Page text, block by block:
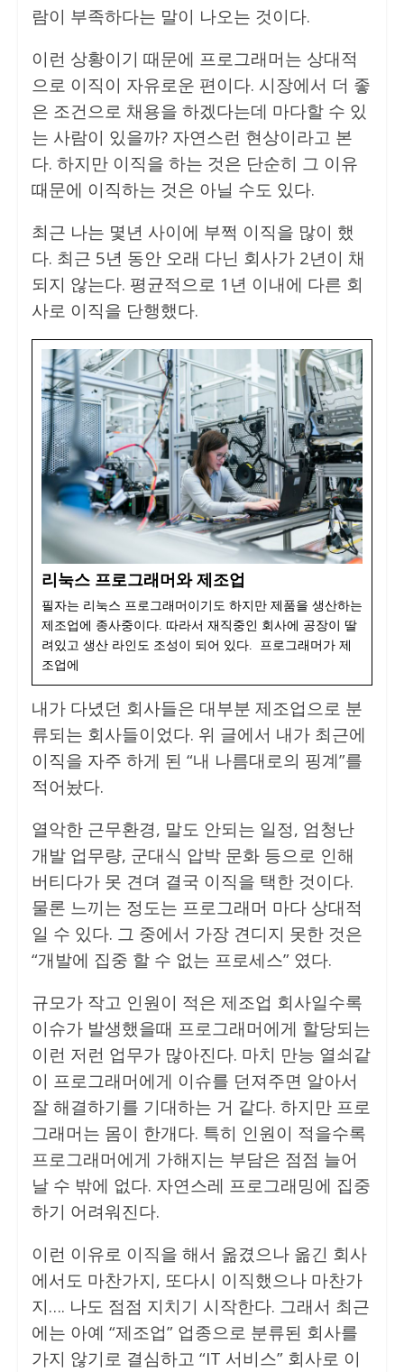
람이 부족하다는 말이 나오는 것이다.
이런 상황이기 때문에 프로그래머는 상대적
으로 이직이 자유로운 편이다. 시장에서 더 좋
은 조건으로 채용을 하겠다는데 마다할 수 있
는 사람이 있을까? 자연스런 현상이라고 본
다. 하지만 이직을 하는 것은 단순히 그 이유
때문에 이직하는 것은 아닐 수도 있다.
최근 나는 몇년 사이에 부쩍 이직을 많이 했
다. 최근 5년 동안 오래 다닌 회사가 2년이 채
되지 않는다. 평균적으로 1년 이내에 다른 회
사로 이직을 단행했다.
리눅스 프로그래머와 제조업
필자는 리눅스 프로그래머이기도 하지만 제품을 생산하는
제조업에 종사중이다. 따라서 재직중인 회사에 공장이 딸
려있고 생산 라인도 조성이 되어 있다. 프로그래머가 제
조업에
내가 다녔던 회사들은 대부분 제조업으로 분
류되는 회사들이었다. 위 글에서 내가 최근에
이직을 자주 하게 된 “내 나름대로의 핑계”를
적어놨다.
열악한 근무환경, 말도 안되는 일정, 엄청난
개발 업무량, 군대식 압박 문화 등으로 인해
버티다가 못 견뎌 결국 이직을 택한 것이다.
물론 느끼는 정도는 프로그래머 마다 상대적
일 수 있다. 그 중에서 가장 견디지 못한 것은
“개발에 집중 할 수 없는 프로세스” 였다.
규모가 작고 인원이 적은 제조업 회사일수록
이슈가 발생했을때 프로그래머에게 할당되는
이런 저런 업무가 많아진다. 마치 만능 열쇠같
이 프로그래머에게 이슈를 던져주면 알아서
잘 해결하기를 기대하는 거 같다. 하지만 프로
그래머는 몸이 한개다. 특히 인원이 적을수록
프로그래머에게 가해지는 부담은 점점 늘어
날 수 밖에 없다. 자연스레 프로그래밍에 집중
하기 어려워진다.
이런 이유로 이직을 해서 옮겼으나 옮긴 회사
에서도 마찬가지, 또다시 이직했으나 마찬가
지…. 나도 점점 지치기 시작한다. 그래서 최근
에는 아예 “제조업” 업종으로 분류된 회사를
가지 않기로 결심하고 “IT 서비스” 회사로 이